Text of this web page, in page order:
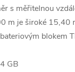
s měřitelnou
m je široké 15,40
blokem
GB